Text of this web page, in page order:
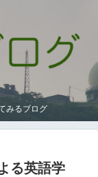
みるブログ
る英語学